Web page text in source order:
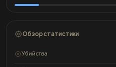
Обзор статистики
Убийства